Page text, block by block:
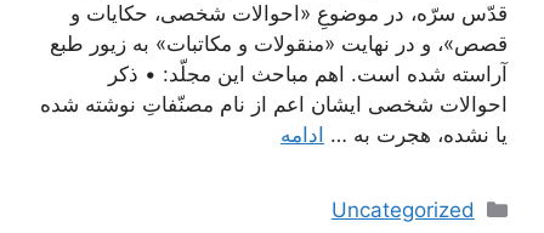
قدّس سرّه، در موضوعِ «احوالات شخصی، حکایات و
قصص»، و در نهایت «منقولات و مکاتبات» به زیور طبع
آراسته شده است. اهم مباحث این مجلّد: • ذکر
احوالات شخصی ایشان اعم از نام مصنّفاتِ نوشته شده
یا نشده، هجرت به … ادامه
دسته‌ها
Uncategorized